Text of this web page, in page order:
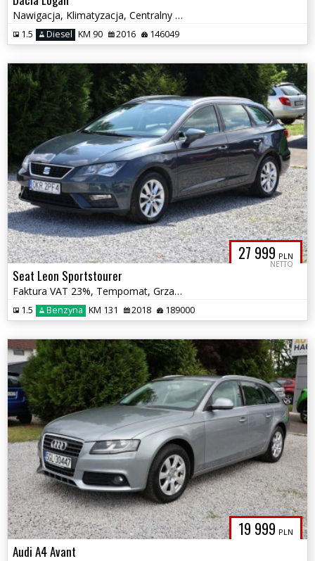
Nawigacja, Klimatyzacja, Centralny zamek, Tylko 3.5L/100km
1.5 Diesel KM 90 2016 146049
27 999 PLN
NETTO
Seat Leon Sportstourer
Faktura VAT 23%, Tempomat, Grzane Fotele, Multifunkcja, Alu, Zadbany
1.5 Benzyna KM 131 2018 189000
19 999 PLN
Audi A4 Avant